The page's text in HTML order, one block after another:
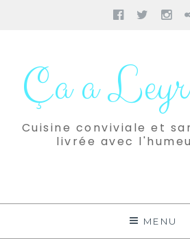
Facebook
Twitter
contenuÇa a
Cuisine conviviale et
livrée avec
MENU